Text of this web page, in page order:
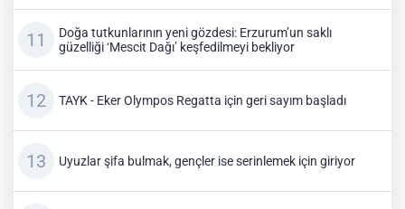
Doğa tutkunlarının yeni gözdesi: Erzurum’un saklı
güzelliği ‘Mescit Dağı’ keşfedilmeyi bekliyor
TAYK - Eker Olympos Regatta için geri sayım başladı
Uyuzlar şifa bulmak, gençler ise serinlemek için giriyor